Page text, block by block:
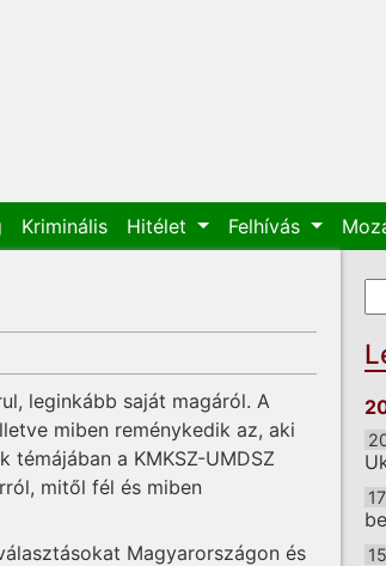
Kriminális Hitélet Felhívás
leginkább saját magáról. A
miben reménykedik az, aki
a KMKSZ-UMDSZ
mitől fél és miben
Magyarországon és